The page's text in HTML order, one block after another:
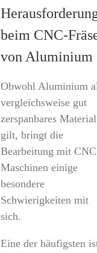
beim CNC-
von Aluminium
Obwohl Aluminium
vergleichsweise gut
zerspanbares Material
gilt, bringt die
Bearbeitung mit
Maschinen einige
besondere
Schwierigkeiten mit
sich.
Eine der häufigsten